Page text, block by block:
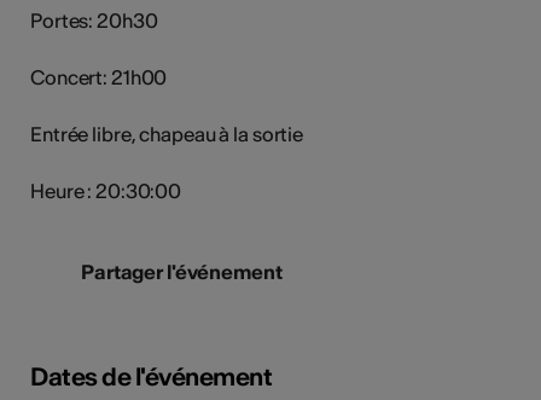
Portes: 20h30
Concert: 21h00
Entrée libre, chapeau à la sortie
Heure : 20:30:00
Partager l'événement
Dates de l'événement